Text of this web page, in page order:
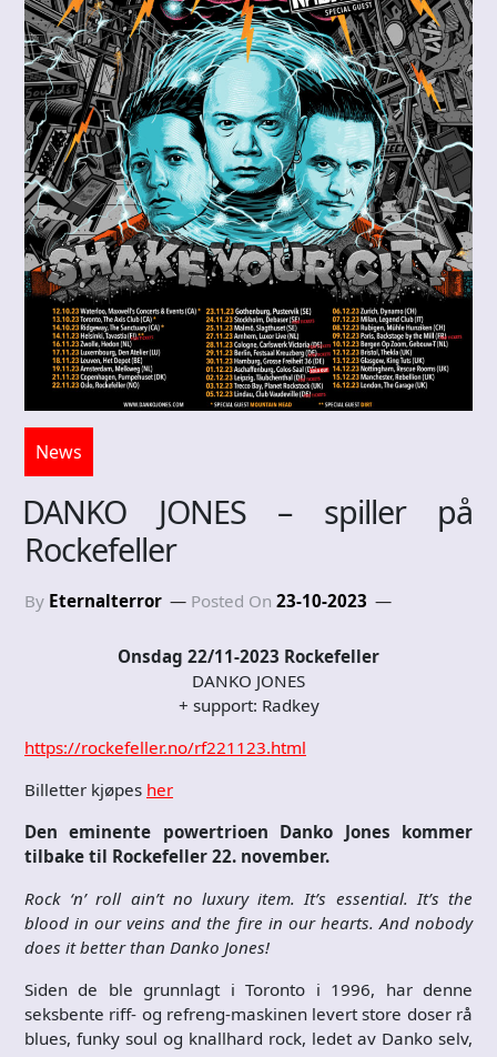
News
DANKO JONES – spiller på
Rockefeller
By Eternalterror Posted On 23-10-2023
Onsdag 22/11-2023 Rockefeller
DANKO JONES
+ support: Radkey
https://rockefeller.no/rf221123.html
Billetter kjøpes her
Den eminente powertrioen Danko Jones kommer
tilbake til Rockefeller 22. november.
Rock ‘n’ roll ain’t no luxury item. It’s essential. It’s the
blood in our veins and the fire in our hearts. And nobody
does it better than Danko Jones!
Siden de ble grunnlagt i Toronto i 1996, har denne
seksbente riff- og refreng-maskinen levert store doser rå
blues, funky soul og knallhard rock, ledet av Danko selv,